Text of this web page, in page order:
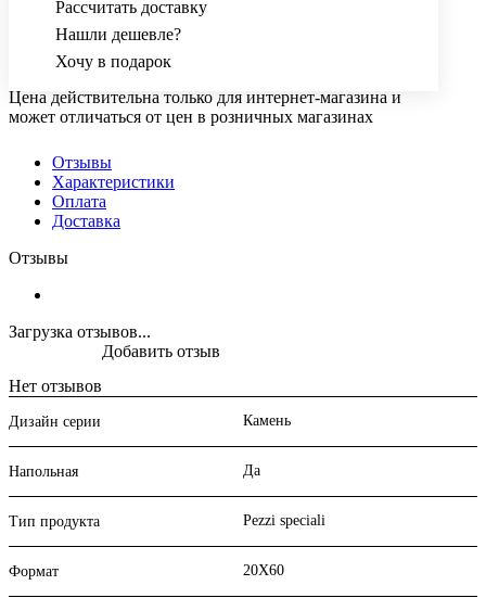
Рассчитать доставку
Нашли дешевле?
Хочу в подарок
Цена действительна только для интернет-магазина и
может отличаться от цен в розничных магазинах
Отзывы
Характеристики
Оплата
Доставка
Отзывы
Загрузка отзывов...
Нет отзывов
Добавить отзыв
Дизайн серии Камень
Напольная Да
Тип продукта Pezzi speciali
Формат 20X60